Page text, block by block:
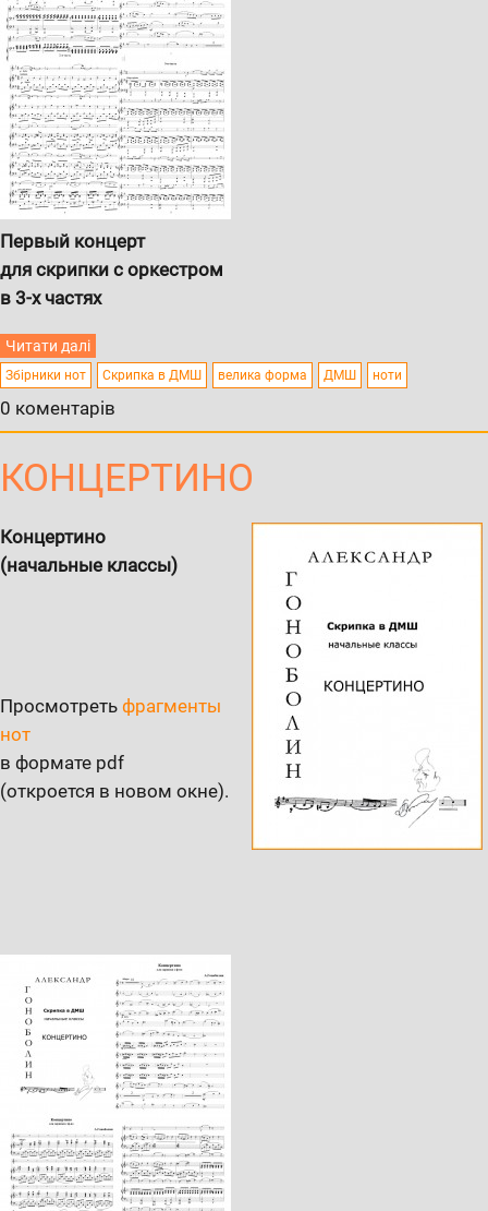
Первый концерт
для скрипки с оркестром
в 3-х частях
Читати далі
Збірники нот Скрипка в ДМШ велика форма ДМШ ноти
0 коментарів
КОНЦЕРТИНО
Концертино
(начальные классы)
Просмотреть фрагменты
нот
в формате pdf
(откроется в новом окне).